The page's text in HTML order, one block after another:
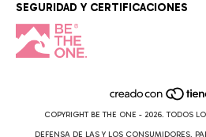
SEGURIDAD Y CERTIFICACIONES
COPYRIGHT BE THE ONE - 2026. TODOS
DEFENSA DE LAS Y LOS CONSUMIDORES.